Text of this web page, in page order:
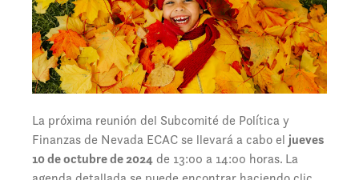
La próxima reunión del Subcomité de Política y
Finanzas de Nevada ECAC se llevará a cabo el jueves
10 de octubre de 2024de 13:00 a 14:00 horas. La